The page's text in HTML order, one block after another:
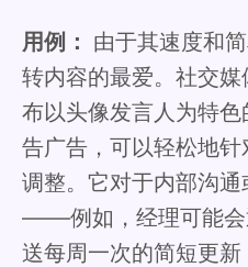
用例： 由于其速度和
转内容的最爱。社交
布以头像发言人为特
告广告，可以轻松地
调整。它对于内部沟
——例如，经理可能会
送每周一次的简短更